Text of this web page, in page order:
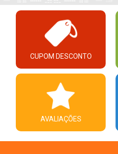
CUPOM DESCONTO
AVALIAÇÕES